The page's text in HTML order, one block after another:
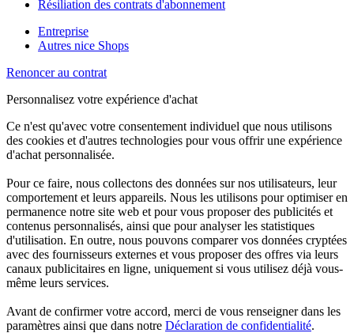
Résiliation des contrats d'abonnement
Entreprise
Autres nice Shops
Renoncer au contrat
Personnalisez votre expérience d'achat
Ce n'est qu'avec votre consentement individuel que nous utilisons
des cookies et d'autres technologies pour vous offrir une expérience
d'achat personnalisée.
Pour ce faire, nous collectons des données sur nos utilisateurs, leur
comportement et leurs appareils. Nous les utilisons pour optimiser en
permanence notre site web et pour vous proposer des publicités et
contenus personnalisés, ainsi que pour analyser les statistiques
d'utilisation. En outre, nous pouvons comparer vos données cryptées
avec des fournisseurs externes et vous proposer des offres via leurs
canaux publicitaires en ligne, uniquement si vous utilisez déjà vous-
même leurs services.
Avant de confirmer votre accord, merci de vous renseigner dans les
paramètres ainsi que dans notre Déclaration de confidentialité.